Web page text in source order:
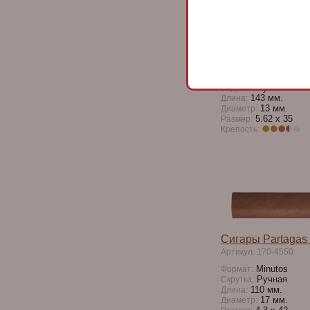
Изящная сигара,
удовлетворяет
Скрутка:Ручная
Длина: 143 мм.
Диаметр: 13 мм.
Размер: 5.62 x 35
Крепость:
Сигары Partagas
Артикул: 170-4550
Формат: Minutos
Скрутка: Ручная
Длина: 110 мм.
Диаметр: 17 мм.